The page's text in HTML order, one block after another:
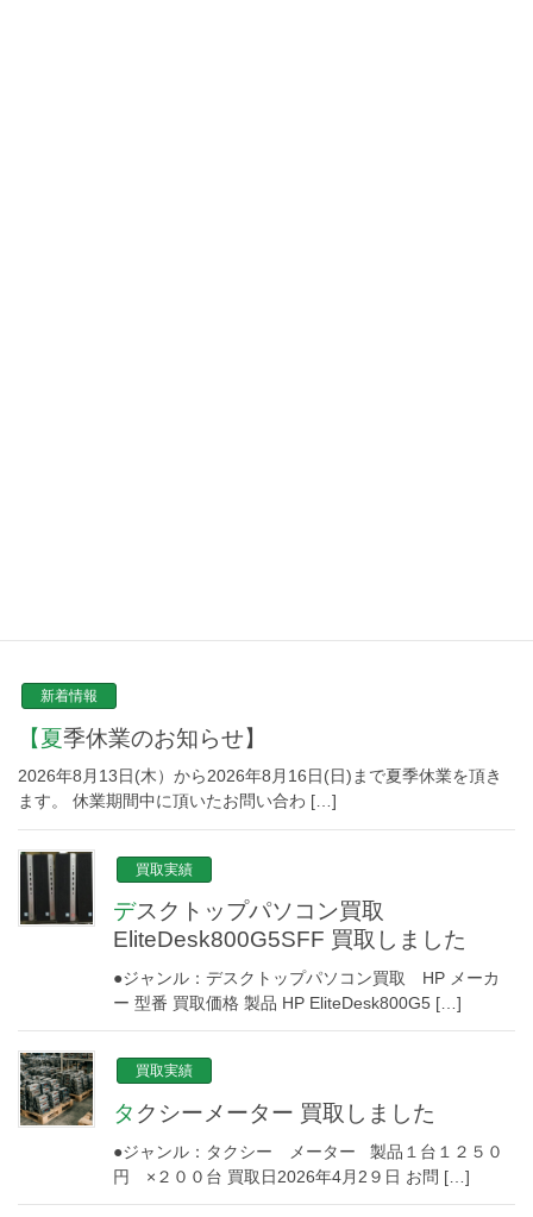
新着情報
【夏季休業のお知らせ】
2026年8月13日(木）から2026年8月16日(日)まで夏季休業を頂き
ます。 休業期間中に頂いたお問い合わ […]
買取実績
デスクトップパソコン買取
EliteDesk800G5SFF 買取しました
●ジャンル：デスクトップパソコン買取 HP メーカ
ー 型番 買取価格 製品 HP EliteDesk800G5 […]
買取実績
タクシーメーター 買取しました
●ジャンル：タクシー メーター 製品１台１２５０
円 ×２００台 買取日2026年4月2９日 お問 […]